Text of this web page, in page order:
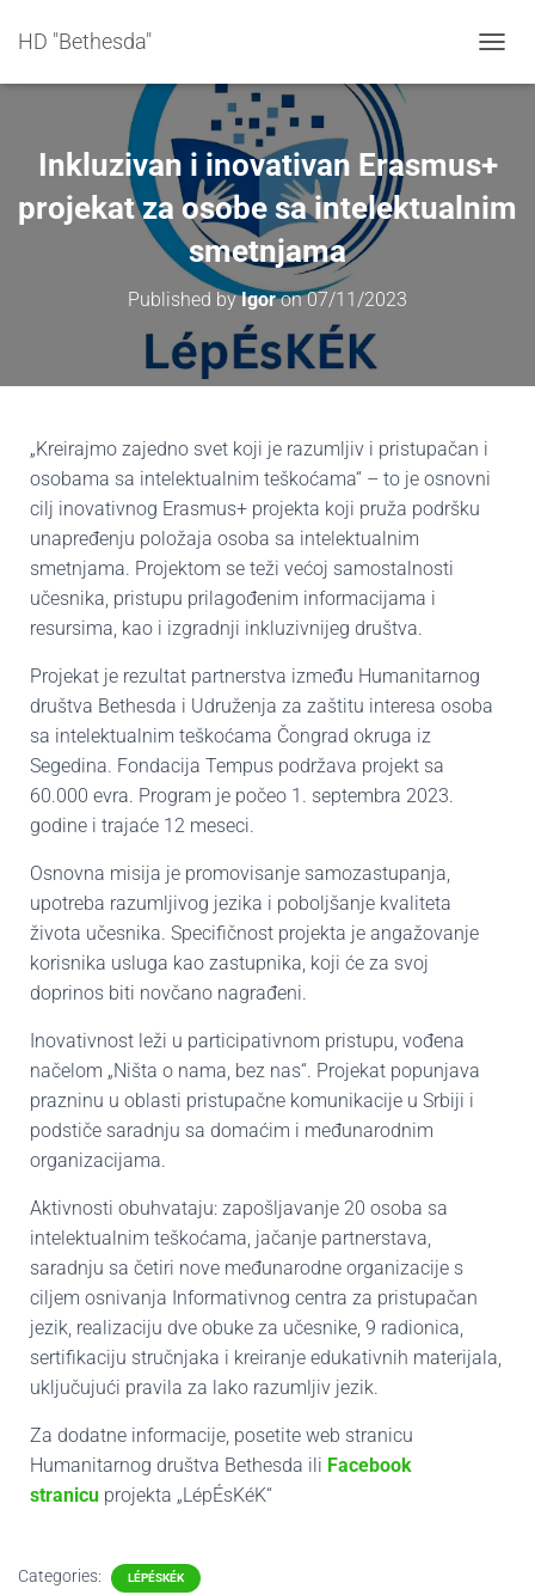
HD "Bethesda"
O
E
A
Inkluzivan i inovativan Erasmus+
projekat za osobe sa intelektualnim
smetnjama
Published byIgoron07/11/2023
„Kreirajmo zajedno svet koji je razumljiv i pristupačan i
osobama sa intelektualnim teškoćama“ – to je osnovni
cilj inovativnog Erasmus+ projekta koji pruža podršku
unapređenju položaja osoba sa intelektualnim
smetnjama. Projektom se teži većoj samostalnosti
učesnika, pristupu prilagođenim informacijama i
resursima, kao i izgradnji inkluzivnijeg društva.
Projekat je rezultat partnerstva između Humanitarnog
društva Bethesda i Udruženja za zaštitu interesa osoba
sa intelektualnim teškoćama Čongrad okruga iz
Segedina. Fondacija Tempus podržava projekt sa
60.000 evra. Program je počeo 1. septembra 2023.
godine i trajaće 12 meseci.
Osnovna misija je promovisanje samozastupanja,
upotreba razumljivog jezika i poboljšanje kvaliteta
života učesnika. Specifičnost projekta je angažovanje
korisnika usluga kao zastupnika, koji će za svoj
doprinos biti novčano nagrađeni.
Inovativnost leži u participativnom pristupu, vođena
načelom „Ništa o nama, bez nas“. Projekat popunjava
prazninu u oblasti pristupačne komunikacije u Srbiji i
podstiče saradnju sa domaćim i međunarodnim
organizacijama.
Aktivnosti obuhvataju: zapošljavanje 20 osoba sa
intelektualnim teškoćama, jačanje partnerstava,
saradnju sa četiri nove međunarodne organizacije s
ciljem osnivanja Informativnog centra za pristupačan
jezik, realizaciju dve obuke za učesnike, 9 radionica,
sertifikaciju stručnjaka i kreiranje edukativnih materijala,
uključujući pravila za lako razumljiv jezik.
Za dodatne informacije, posetite web stranicu
Humanitarnog društva Bethesda ili Facebook
stranicu projekta „LépÉsKéK“
Categories: LÉPÉSKÉK